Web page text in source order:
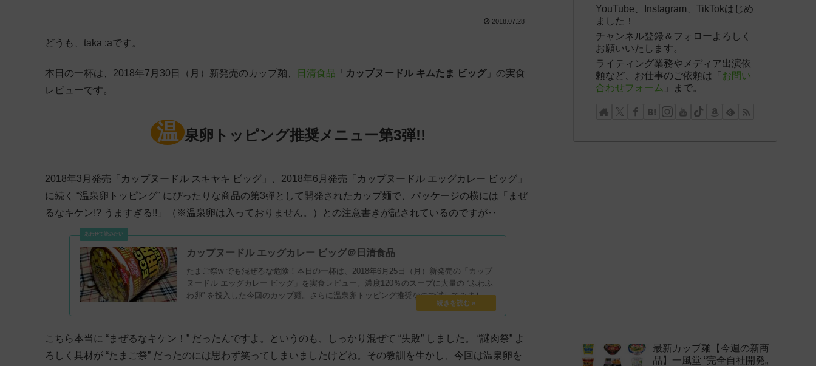
2018.07.28
どうも、taka :aです。
本日の一杯は、2018年7月30日（月）新発売のカップ麺、 日清食品 「 カップヌードル キムたま ビッグ」の実食
レビューです。
温 泉卵トッピング推奨メニュー第3弾!!
2018年3月発売「カップヌードル スキヤキ ビッグ」、2018年6月発売「カップヌードル エッグカレー ビッグ」
に続く “温泉卵トッピング” にぴったりな商品の第3弾として開発されたカップ麺で、パッケージの横には「まぜ
るなキケン!? うますぎる!!」（※温泉卵は入っておりません。）との注意書きが記されているのですが‥
カップヌードル エッグカレー ビッグ＠日清食品
たまご祭w でも混ぜるな危険！本日の一杯は、2018年6月25日（月）新発売の「カップ
ヌードル エッグカレー ビッグ」を実食レビュー。濃度120％のスープに大量の “ふわふ
わ卵” を投入した今回のカップ麺。さらに温泉卵トッピング推奨なので試してみましょ
こちら本当に “まぜるなキケン！” だったんですよ。というのも、しっかり混ぜて “失敗” しました。 “謎肉祭” よ
ろしく具材が “たまご祭” だったのには思わず笑ってしまいましたけどね。その教訓を生かし、今回は温泉卵を
YouTube、Instagram、TikTokはじめ
ました！
チャンネル登録＆フォローよろしく
お願いいたします。
ライティング業務やメディア出演依
頼など、お仕事のご依頼は「 お問い
合わせフォーム 」まで。
最新カップ麺【今週の新商
品】一風堂 “完全自社開発„